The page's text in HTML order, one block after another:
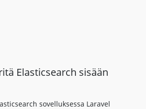
Elasticsearch sisään
sovelluksessa Laravel